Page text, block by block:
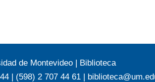
de Montevideo | Biblioteca
| (598) 2 707 44 61 |